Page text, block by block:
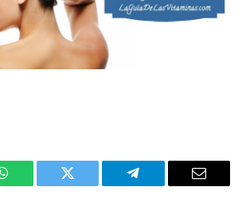
WhatsApp Twitter Telegram Email